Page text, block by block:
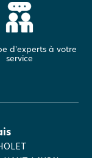
d'experts à votre
service